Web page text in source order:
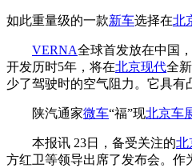
如此重量级的一款新车选择在北
VERNA全球首发放在中国
开发历时5年，将在北京现代全
少了驾驶时的空气阻力。它具有
陕汽通家微车“福”现北京车
本报讯 23日，备受关注的北
方红卫等领导出席了发布会。作